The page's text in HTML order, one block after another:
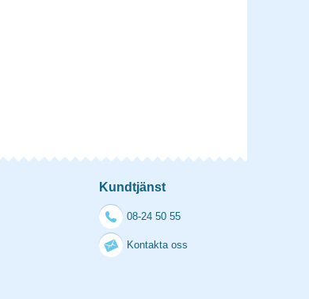
Kundtjänst
08-24 50 55
Kontakta oss